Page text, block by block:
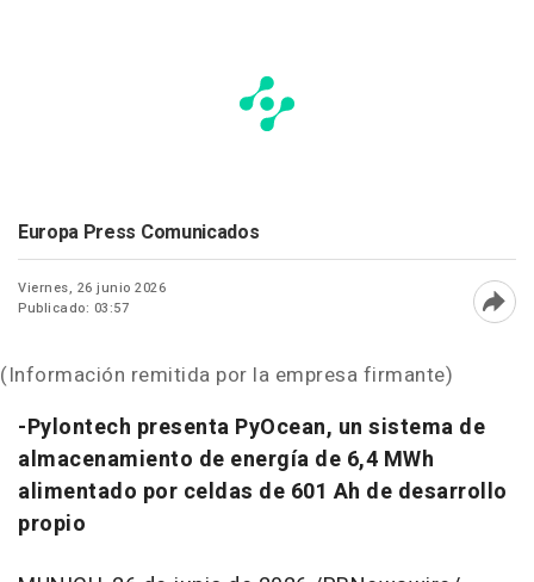
Europa Press Comunicados
Viernes, 26 junio 2026
Publicado: 03:57
(Información remitida por la empresa firmante)
-Pylontech presenta PyOcean, un sistema de
almacenamiento de energía de 6,4 MWh
alimentado por celdas de 601 Ah de desarrollo
propio